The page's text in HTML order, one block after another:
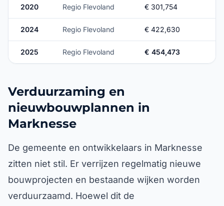
2020 Regio Flevoland € 301,754
2024 Regio Flevoland € 422,630
2025 Regio Flevoland € 454,473
Verduurzaming en
nieuwbouwplannen in
Marknesse
De gemeente en ontwikkelaars in Marknesse
zitten niet stil. Er verrijzen regelmatig nieuwe
bouwprojecten en bestaande wijken worden
verduurzaamd. Hoewel dit de